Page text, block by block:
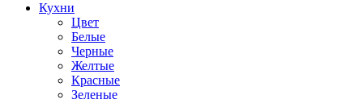
Кухни
Цвет
Белые
Черные
Желтые
Красные
Зеленые